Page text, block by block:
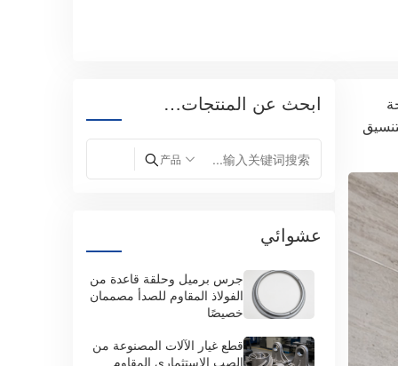
ابحث عن المنتجات…
عشوائي
جرس برميل وحلقة قاعدة من
الفولاذ المقاوم للصدأ مصممان
خصيصًا
قطع غيار الآلات المصنوعة من
الصب الاستثماري المقاوم